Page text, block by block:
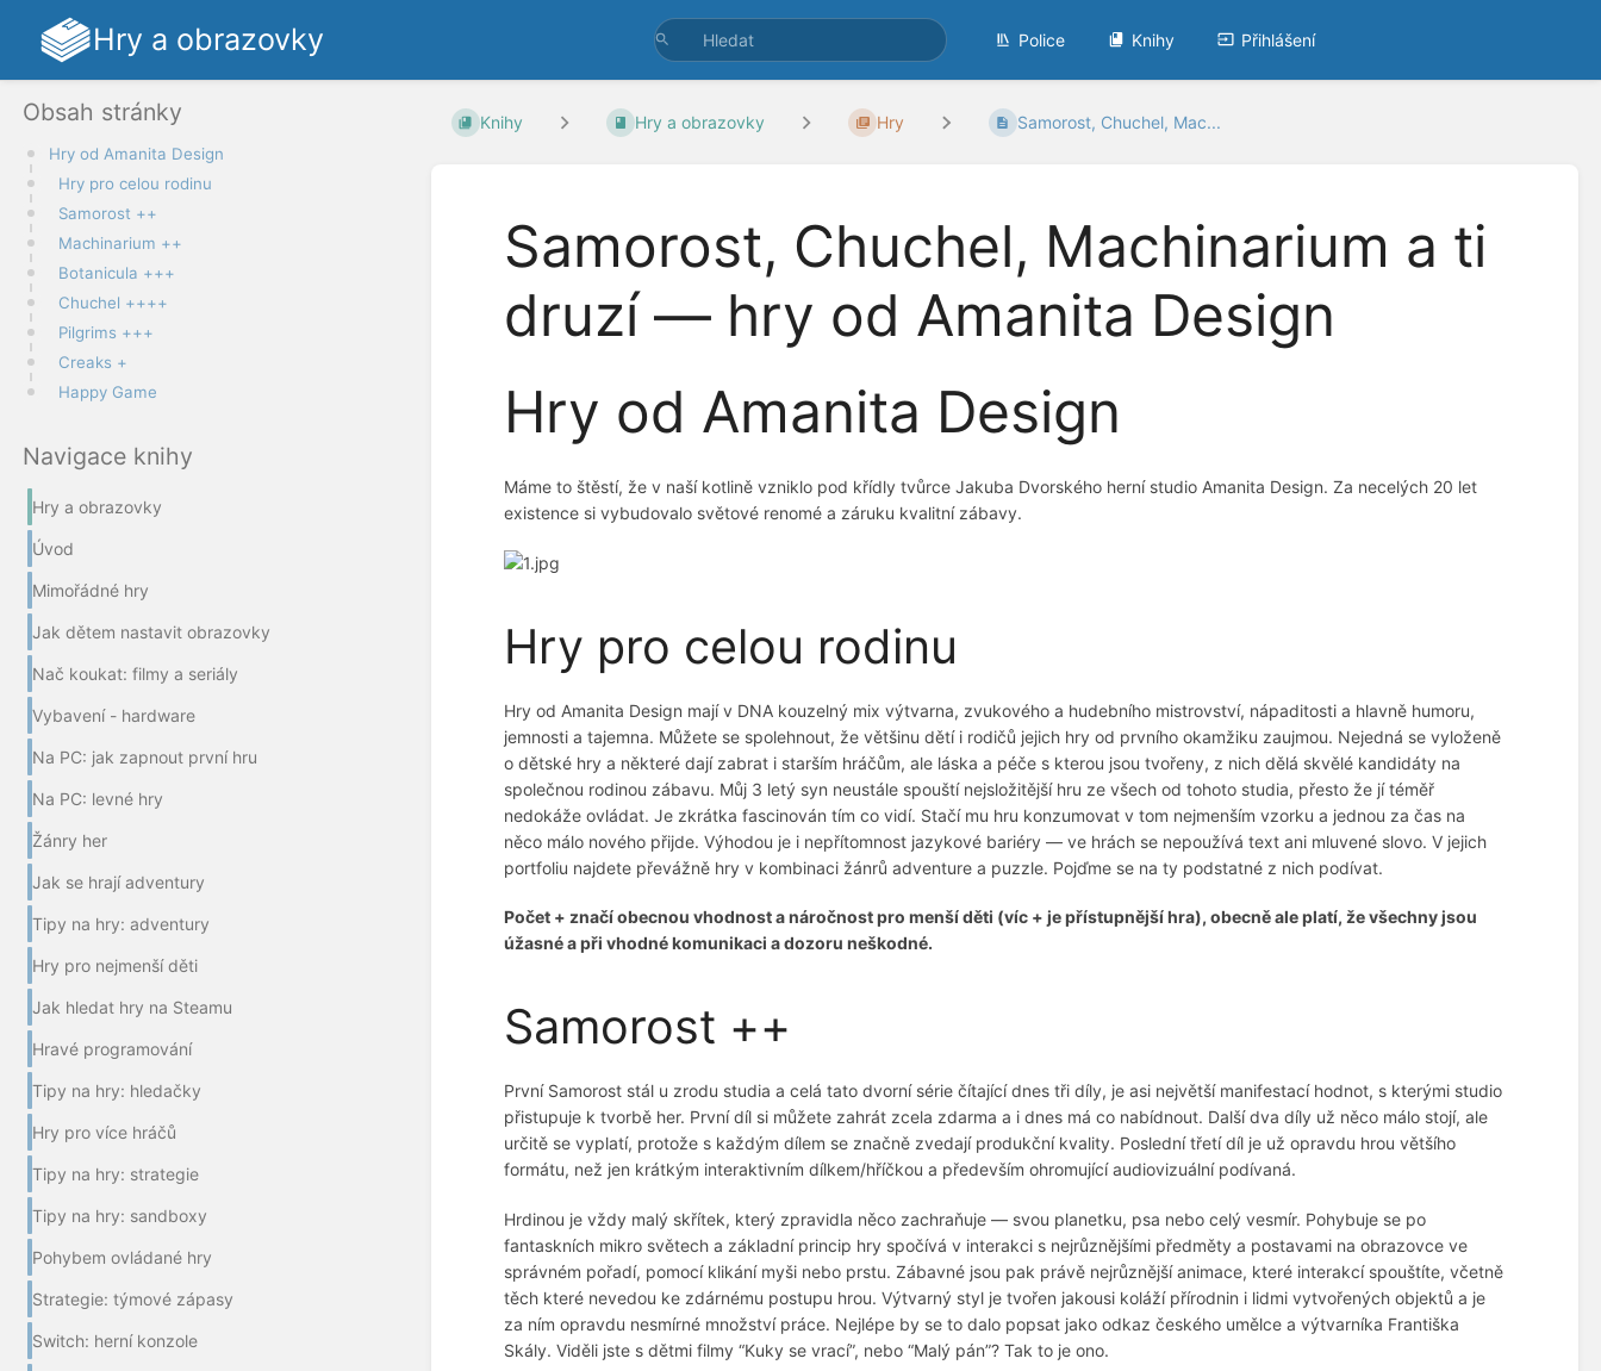
Hry a obrazovky Police Knihy Přihlášení
Obsah stránky
Hry od Amanita Design
Hry pro celou rodinu
Samorost ++
Machinarium ++
Botanicula +++
Chuchel ++++
Pilgrims +++
Creaks +
Happy Game
Navigace knihy
Hry a obrazovky
Úvod
Mimořádné hry
Jak dětem nastavit obrazovky
Nač koukat: filmy a seriály
Vybavení - hardware
Na PC: jak zapnout první hru
Na PC: levné hry
Žánry her
Jak se hrají adventury
Tipy na hry: adventury
Hry pro nejmenší děti
Jak hledat hry na Steamu
Hravé programování
Tipy na hry: hledačky
Hry pro více hráčů
Tipy na hry: strategie
Tipy na hry: sandboxy
Pohybem ovládané hry
Strategie: týmové zápasy
Switch: herní konzole
Knihy Hry a obrazovky Hry Samorost, Chuchel, Mac...
Samorost, Chuchel, Machinarium a ti
druzí — hry od Amanita Design
Hry od Amanita Design
Máme to štěstí, že v naší kotlině vzniklo pod křídly tvůrce Jakuba Dvorského herní studio Amanita Design. Za necelých 20 let
existence si vybudovalo světové renomé a záruku kvalitní zábavy.
Hry pro celou rodinu
Hry od Amanita Design mají v DNA kouzelný mix výtvarna, zvukového a hudebního mistrovství, nápaditosti a hlavně humoru,
jemnosti a tajemna. Můžete se spolehnout, že většinu dětí i rodičů jejich hry od prvního okamžiku zaujmou. Nejedná se vyloženě
o dětské hry a některé dají zabrat i starším hráčům, ale láska a péče s kterou jsou tvořeny, z nich dělá skvělé kandidáty na
společnou rodinou zábavu. Můj 3 letý syn neustále spouští nejsložitější hru ze všech od tohoto studia, přesto že jí téměř
nedokáže ovládat. Je zkrátka fascinován tím co vidí. Stačí mu hru konzumovat v tom nejmenším vzorku a jednou za čas na
něco málo nového přijde. Výhodou je i nepřítomnost jazykové bariéry — ve hrách se nepoužívá text ani mluvené slovo. V jejich
portfoliu najdete převážně hry v kombinaci žánrů adventure a puzzle. Pojďme se na ty podstatné z nich podívat.
Počet + značí obecnou vhodnost a náročnost pro menší děti (víc + je přístupnější hra), obecně ale platí, že všechny jsou
úžasné a při vhodné komunikaci a dozoru neškodné.
Samorost ++
První Samorost stál u zrodu studia a celá tato dvorní série čítající dnes tři díly, je asi největší manifestací hodnot, s kterými studio
přistupuje k tvorbě her. První díl si můžete zahrát zcela zdarma a i dnes má co nabídnout. Další dva díly už něco málo stojí, ale
určitě se vyplatí, protože s každým dílem se značně zvedají produkční kvality. Poslední třetí díl je už opravdu hrou většího
formátu, než jen krátkým interaktivním dílkem/hříčkou a především ohromující audiovizuální podívaná.
Hrdinou je vždy malý skřítek, který zpravidla něco zachraňuje — svou planetku, psa nebo celý vesmír. Pohybuje se po
fantaskních mikro světech a základní princip hry spočívá v interakci s nejrůznějšími předměty a postavami na obrazovce ve
správném pořadí, pomocí klikání myši nebo prstu. Zábavné jsou pak právě nejrůznější animace, které interakcí spouštíte, včetně
těch které nevedou ke zdárnému postupu hrou. Výtvarný styl je tvořen jakousi koláží přírodnin i lidmi vytvořených objektů a je
za ním opravdu nesmírné množství práce. Nejlépe by se to dalo popsat jako odkaz českého umělce a výtvarníka Františka
Skály. Viděli jste s dětmi filmy “Kuky se vrací”, nebo “Malý pán”? Tak to je ono.